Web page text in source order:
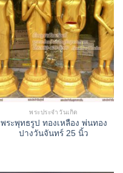
พระประจำวันเกิด
พระพุทธรูป ทองเหลือง พ่นทอง
ปางวันจันทร์ 25 นิ้ว